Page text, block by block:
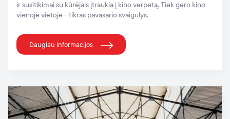
ir susitikimai su kūrėjais įtraukia į kino verpetą. Tiek gero kino
vienoje vietoje - tikras pavasario svaigulys.
Daugiau informacijos